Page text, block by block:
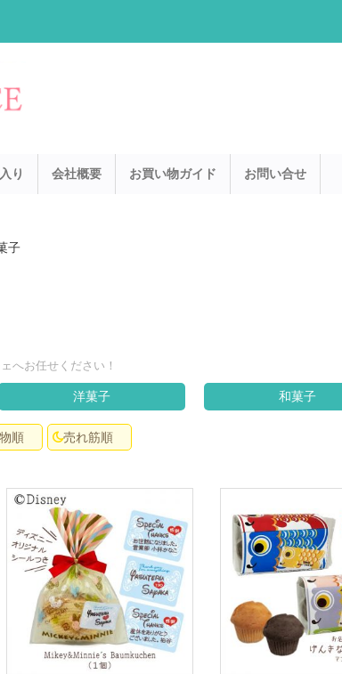
り 会社概要 お買い物ガイド お問い合せ
子
へお任せください！
洋菓子 和菓子
順 売れ筋順